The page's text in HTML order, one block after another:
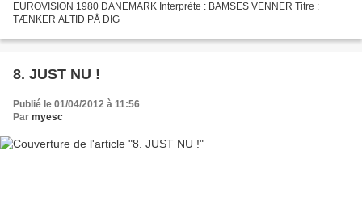
EUROVISION 1980 DANEMARK Interprète : BAMSES VENNER Titre :
TÆNKER ALTID PÅ DIG
8. JUST NU !
Publié le 01/04/2012 à 11:56
Par myesc